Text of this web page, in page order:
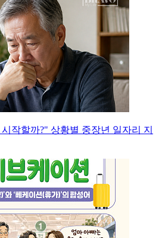
작할까?" 상황별 중장년 일자리 지